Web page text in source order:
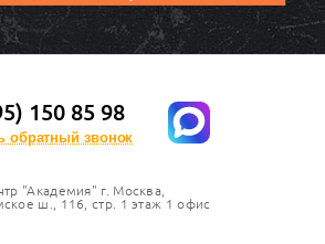
150 85 98
обратный звонок
"Академия" г. Москва,
ш., 116, стр. 1 этаж 1 офис